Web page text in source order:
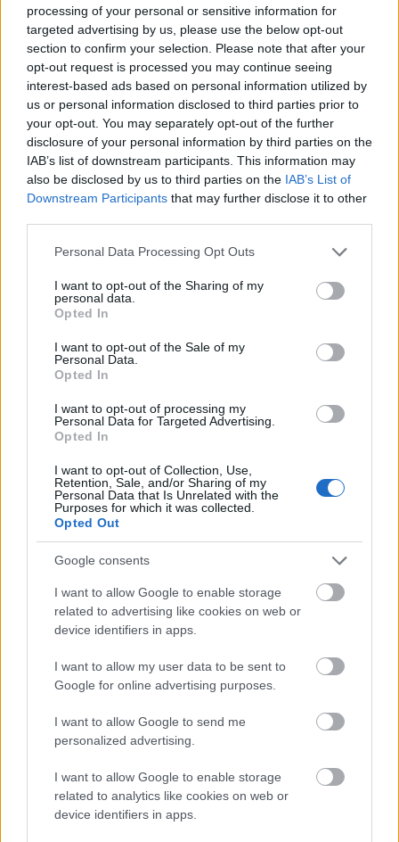
processing of your personal or sensitive information for
targeted advertising by us, please use the below opt-out
section to confirm your selection. Please note that after your
opt-out request is processed you may continue seeing
interest-based ads based on personal information utilized by
us or personal information disclosed to third parties prior to
your opt-out. You may separately opt-out of the further
disclosure of your personal information by third parties on the
IAB’s list of downstream participants. This information may
also be disclosed by us to third parties on the IAB’s List of
Downstream Participants that may further disclose it to other
Please note that this website/app uses one or more Google
not limited to your visit or usage behaviour. You may click to
grant or deny consent to Google and its third-party tags to
use your data for below specified purposes in below Google
consent section.
Personal Data Processing Opt Outs
I want to opt-out of the Sharing of my
personal data.
Opted In
I want to opt-out of the Sale of my
Personal Data.
Opted In
I want to opt-out of processing my
Personal Data for Targeted Advertising.
Opted In
I want to opt-out of Collection, Use,
Retention, Sale, and/or Sharing of my
Personal Data that Is Unrelated with the
Purposes for which it was collected.
Opted Out
Google consents
I want to allow Google to enable storage
related to advertising like cookies on web or
device identifiers in apps.
I want to allow my user data to be sent to
Google for online advertising purposes.
I want to allow Google to send me
personalized advertising.
I want to allow Google to enable storage
related to analytics like cookies on web or
device identifiers in apps.
HÍRLEVÉL
Név
E-mail cím
LEGFRISSEBB
Megérkezett az eső a Duna
Országos hírek
KECSKEMÉTEN IS SZAKIRÁNYÚ
TOVÁBBKÉPZÉSEKKEL ERŐSÍT A GÁL FERENC
EGYETEM
Országos hírek szúnyogirtás
A lakosságra is fontos szerep hárul a
szúnyoginvázió elkerülésében
Országos hírek
TÚLFOGYASZTÁS NAPJA - JÚLIUS 30-RA
FELHASZNÁLTA AZ EMBERISÉG A FÖLD EGÉSZ
ÉVRE ELEGENDŐ ERŐFORRÁSAIT